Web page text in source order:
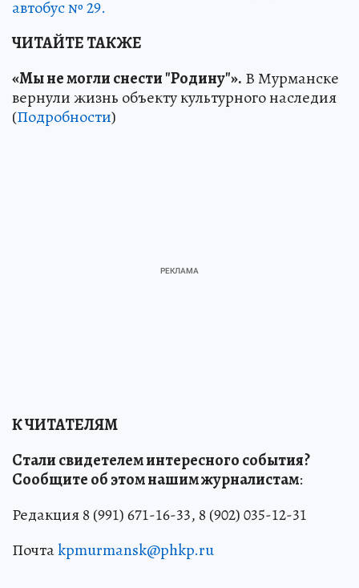
автобус № 29.
ЧИТАЙТЕ ТАКЖЕ
«Мы не могли снести "Родину"». В Мурманске
вернули жизнь объекту культурного наследия
(Подробности)
К ЧИТАТЕЛЯМ
Стали свидетелем интересного события?
Сообщите об этом нашим журналистам:
Редакция 8 (991) 671-16-33, 8 (902) 035-12-31
Почтаkpmurmansk@phkp.ru